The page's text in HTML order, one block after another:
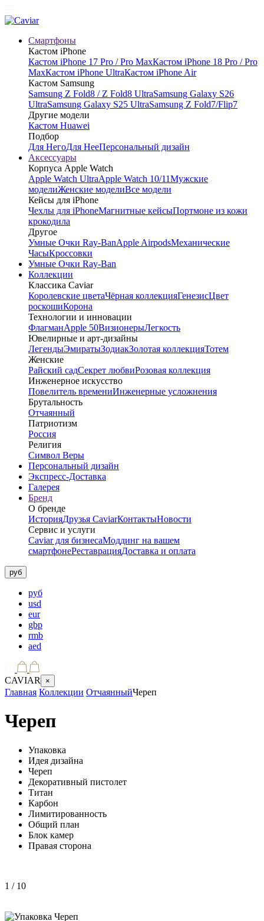
Смартфоны
Кастом iPhone
Кастом iPhone 17 Pro / Pro MaxКастом iPhone 18 Pro / Pro
MaxКастом iPhone UltraКастом iPhone Air
Кастом Samsung
Samsung Z Fold8 / Z Fold8 UltraSamsung Galaxy S26
UltraSamsung Galaxy S25 UltraSamsung Z Fold7/Flip7
Другие модели
Кастом Huawei
Подбор
Для НегоДля НееПерсональный дизайн
Аксессуары
Корпуса Apple Watch
Apple Watch UltraApple Watch 10/11Мужские
моделиЖенские моделиВсе модели
Кейсы для iPhone
Чехлы для iPhoneМагнитные кейсыПортмоне из кожи
крокодила
Другое
Умные Очки Ray-BanApple AirpodsМеханические
ЧасыКроссовки
Умные Очки Ray-Ban
Коллекции
Классика Caviar
Королевские цветаЧёрная коллекцияГенезисЦвет
роскошиКорона
Технологии и инновации
ФлагманApple 50ВизионерыЛегкость
Ювелирные и арт-дизайны
ЛегендыЭмиратыЗодиакЗолотая коллекцияТотем
Женские
Райский садСекрет любвиРозовая коллекция
Инженерное искусство
Повелитель времениИнженерные усложнения
Брутальность
Отчаянный
Патриотизм
Россия
Религия
Символ Веры
Персональный дизайн
Экспресс-Доставка
Галерея
Бренд
О бренде
ИсторияДрузья CaviarКонтактыНовости
Сервис и услуги
Caviar для бизнесаМоддинг на вашем
смартфонеРеставрацияДоставка и оплата
руб
руб
usd
eur
gbp
rmb
aed
CAVIAR ×
Главная Коллекции ОтчаянныйЧереп
Череп
Упаковка
Идея дизайна
Череп
Декоративный пистолет
Титан
Карбон
Лимитированность
Общий план
Блок камер
Правая сторона
1 / 10